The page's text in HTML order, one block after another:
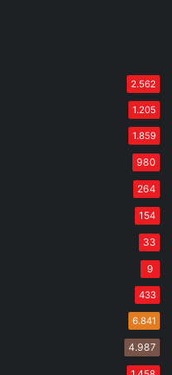
2.562
1.205
1.859
980
264
154
33
9
433
6.841
4.987